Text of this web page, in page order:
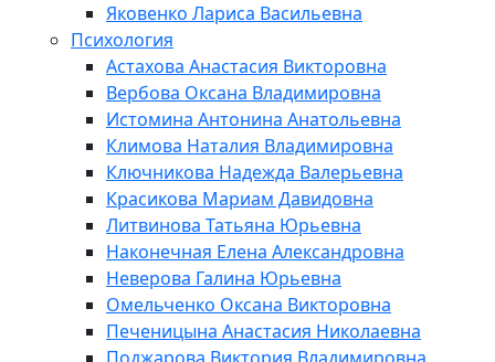
Яковенко Лариса Васильевна
Психология
Астахова Анастасия Викторовна
Вербова Оксана Владимировна
Истомина Антонина Анатольевна
Климова Наталия Владимировна
Ключникова Надежда Валерьевна
Красикова Мариам Давидовна
Литвинова Татьяна Юрьевна
Наконечная Елена Александровна
Неверова Галина Юрьевна
Омельченко Оксана Викторовна
Печеницына Анастасия Николаевна